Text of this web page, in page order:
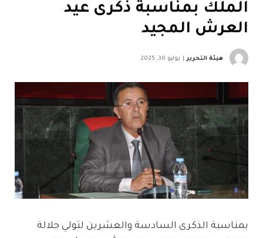
الملك بمناسبة ذكرى عيد
العرش المجيد
هيئة التحرير يوليو 30, 2025
بمناسبة الذكرى السادسة والعشرين لتولي جلالة